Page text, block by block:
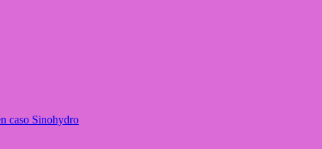
caso Sinohydro